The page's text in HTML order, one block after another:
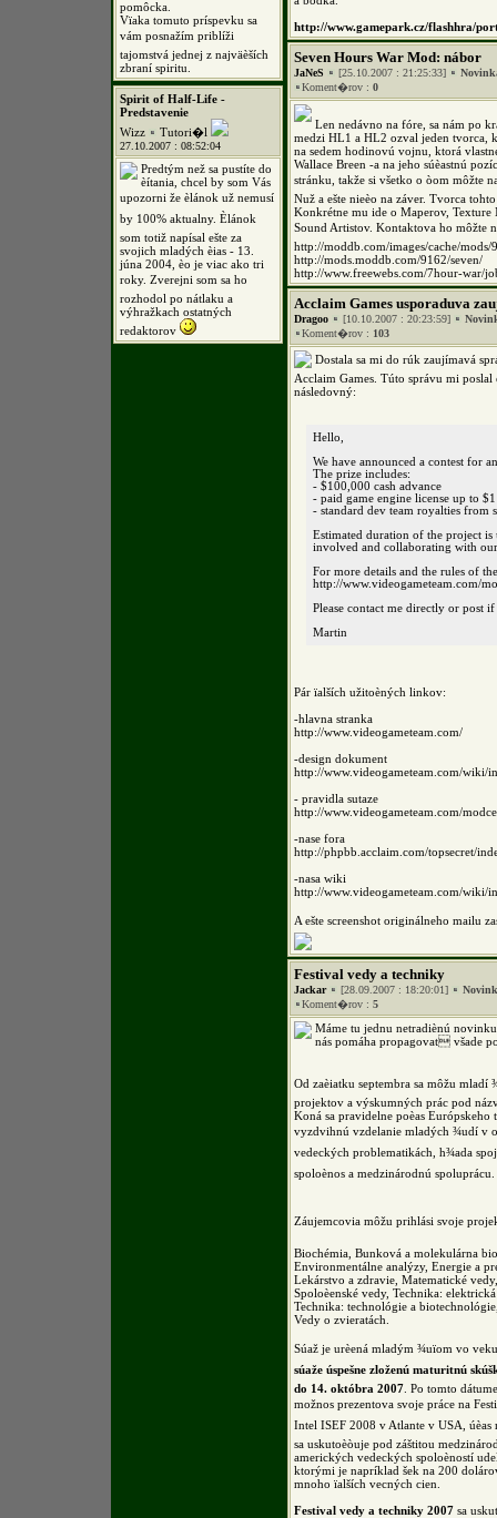
pomôcka.
Vïaka tomuto príspevku sa
vám posnažím priblíži
tajomstvá jednej z najväèších
zbraní spiritu.
Spirit of Half-Life -
Predstavenie
Wizz
Tutori�l
27.10.2007 : 08:52:04
Predtým než sa pustíte do
èítania, chcel by som Vás
upozorni že èlánok už nemusí
by 100% aktualny. Èlánok
som totiž napísal ešte za
svojich mladých èias - 13.
júna 2004, èo je viac ako tri
roky. Zverejni som sa ho
rozhodol po nátlaku a
výhražkach ostatných
redaktorov
http://www.gamepark.cz/flashhra/
Seven Hours War Mod: nábor
JaNeS [25.10.2007 : 21:25:33]
Koment�rov : 0
Len nedávno na fóre, sa nám po
medzi HL1 a HL2 ozval jeden tvorca,
na sedem hodinovú vojnu, ktorá
Wallace Breen -a na jeho súèastnú
stránku, takže si všetko o òom môžte
Nuž a ešte nieèo na záver. Tvorca
Konkrétne mu ide o Maperov,
Sound Artistov. Kontaktova ho
http://moddb.com/images/cache/
http://mods.moddb.com/9162/seven/
http://www.freewebs.com/7hour-war/
Acclaim Games usporaduva
Dragoo [10.10.2007 : 20:23:59]
Koment�rov : 103
Dostala sa mi do rúk zaujímavá
Acclaim Games. Túto správu mi
následovný:
Hello,
We have announced a contest for
The prize includes:
- $100,000 cash advance
- paid game engine license up to
- standard dev team royalties from
Estimated duration of the project
involved and collaborating with
For more details and the rules of
http://www.videogameteam.com/
Please contact me directly or post
Martin
Pár ïalších užitoèných linkov:
-hlavna stranka
http://www.videogameteam.com/
-design dokument
http://www.videogameteam.com/wiki/
- pravidla sutaze
http://www.videogameteam.com/
-nase fora
http://phpbb.acclaim.com/topsecret/
-nasa wiki
http://www.videogameteam.com/wiki/
A ešte screenshot originálneho mailu
Festival vedy a techniky
Jackar [28.09.2007 : 18:20:01]
Koment�rov : 5
Máme tu jednu netradiènú
nás pomáha propagovat všade
Od zaèiatku septembra sa môžu mladí
projektov a výskumných prác pod
Koná sa pravidelne poèas
vyzdvihnú vzdelanie mladých ¾udí v
vedeckých problematikách, h¾ada
spoloènos a medzinárodnú spoluprácu.
Záujemcovia môžu prihlási svoje
Biochémia, Bunková a molekulárna
Environmentálne analýzy, Energie a
Lekárstvo a zdravie, Matematické
Spoloèenské vedy, Technika:
Technika: technológie a
Vedy o zvieratách.
Súaž je urèená mladým ¾uïom vo
súaže úspešne zloženú maturitnú
do 14. októbra 2007 . Po tomto
možnos prezentova svoje práce na
Intel ISEF 2008 v Atlante v USA,
sa uskutoèòuje pod záštitou
amerických vedeckých spoloèností
ktorými je napríklad šek na 200
mnoho ïalších vecných cien.
Festival vedy a techniky 2007 sa